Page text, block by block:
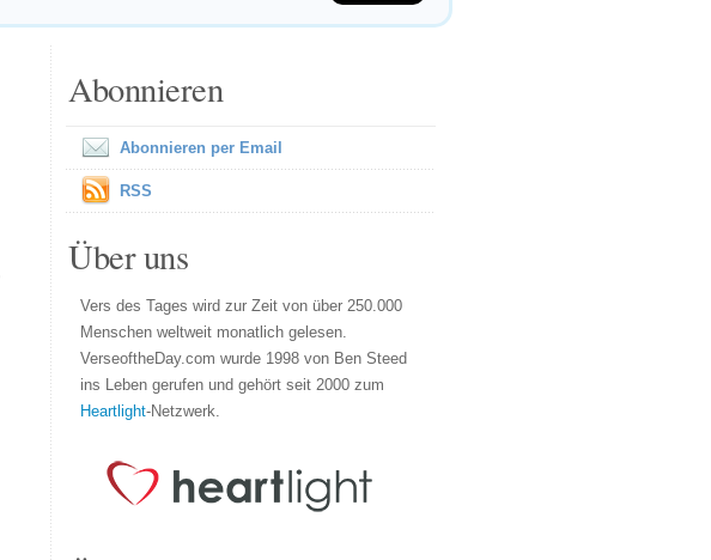
Abonnieren
Abonnieren per Email
RSS
Über uns
Vers des Tages wird zur Zeit von über 250.000
Menschen weltweit monatlich gelesen.
VerseoftheDay.com wurde 1998 von Ben Steed
ins Leben gerufen und gehört seit 2000 zum
Heartlight-Netzwerk.